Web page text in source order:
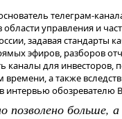
в тех, что связаны
управления
о том, как влияют
ключевую
краткосрочной
и физических лиц.
с более и более
телеграм-
управления и
задавая стандарты
эфиров, разборов
каналы для
а также
интервью обозревателю
позволено больше,